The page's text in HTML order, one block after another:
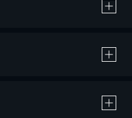
決済による作品の購入 / レンタルです。
ンタルは、20％のポイント還元です。